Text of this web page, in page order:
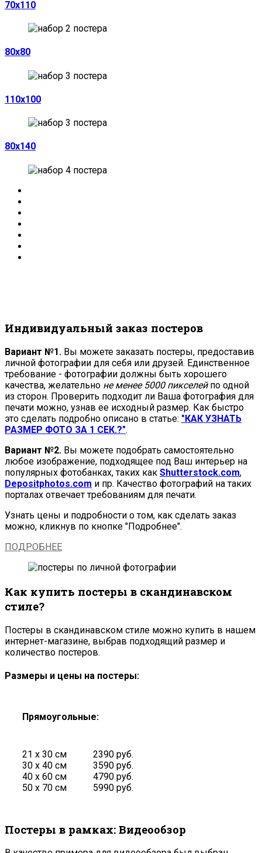
70х110
80х80
110х100
80х140
Индивидуальный заказ постеров
Вариант №1. Вы можете заказать постеры, предоставив
личной фотографии для себя или друзей. Единственное
требование - фотографии должны быть хорошего
качества, желательно не менее 5000 пикселейпо одной
из сторон. Проверить подходит ли Ваша фотография для
печати можно, узнав ее исходный размер. Как быстро
это сделать подробно описано в статье: "КАК УЗНАТЬ
РАЗМЕР ФОТО ЗА 1 СЕК.?".
Вариант №2. Вы можете подобрать самостоятельно
любое изображение, подходящее под Ваш интерьер на
популярных фотобанках, таких как Shutterstock.com,
Depositphotos.com и пр. Качество фотографий на таких
порталах отвечает требованиям для печати.
Узнать цены и подробности о том, как сделать заказ
можно, кликнув по кнопке "Подробнее".
ПОДРОБНЕЕ
Как купить постеры в скандинавском
стиле?
Постеры в скандинавском стиле можно купить в нашем
интернет-магазине, выбрав подходящий размер и
количество постеров.
Размеры и цены на постеры:
Прямоугольные:
21 х 30 см
30 х 40 см
40 х 60 см
50 х 70 см
2390 руб.
3590 руб.
4790 руб.
5990 руб.
Постеры в рамках: Видеообзор